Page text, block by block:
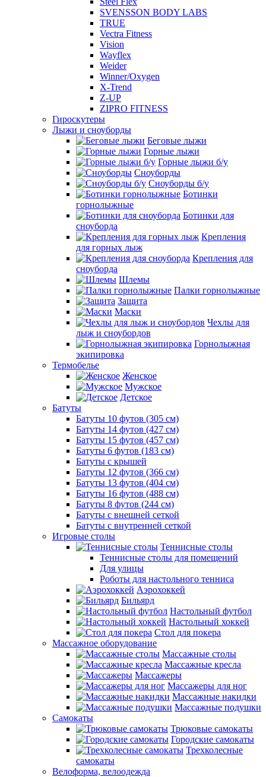
SVENSSON BODY LABS
TRUE
Vectra Fitness
Vision
Wayflex
Weider
Winner/Oxygen
X-Trend
Z-UP
ZIPRO FITNESS
Гироскутеры
Лыжи и сноуборды
Беговые лыжи
Горные лыжи
Горные лыжи б/у
Сноуборды
Сноуборды б/у
Ботинки
горнолыжные
Ботинки для
сноуборда
Крепления
для горных лыж
Крепления для
сноуборда
Шлемы
Палки горнолыжные
Защита
Маски
Чехлы для
лыж и сноубордов
Горнолыжная
экипировка
Термобелье
Женское
Мужское
Детское
Батуты
Батуты 10 футов (305 см)
Батуты 14 футов (427 см)
Батуты 15 футов (457 см)
Батуты 6 футов (183 см)
Батуты с крышей
Батуты 12 футов (366 см)
Батуты 13 футов (404 см)
Батуты 16 футов (488 см)
Батуты 8 футов (244 см)
Батуты с внешней сеткой
Батуты с внутренней сеткой
Игровые столы
Теннисные столы
Теннисные столы для помещений
Для улицы
Роботы для настольного тенниса
Аэрохоккей
Бильярд
Настольный футбол
Настольный хоккей
Стол для покера
Массажное оборудование
Массажные столы
Массажные кресла
Массажеры
Массажеры для ног
Массажные накидки
Массажные подушки
Самокаты
Трюковые самокаты
Городские самокаты
Трехколесные
самокаты
Велоформа, велоодежда